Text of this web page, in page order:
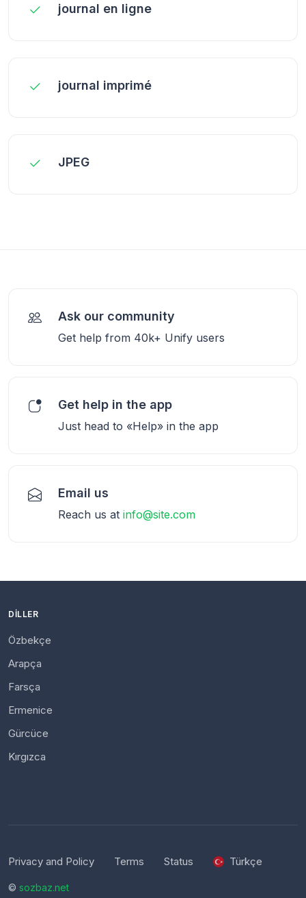
journal en ligne
journal imprimé
JPEG
Ask our community
Get help from 40k+ Unify users
Get help in the app
Just head to «Help» in the app
Email us
Reach us at info@site.com
DILLER
Özbekçe
Arapça
Farsça
Ermenice
Gürcüce
Kırgızca
Privacy and Policy Terms Status Türkçe
© sozbaz.net